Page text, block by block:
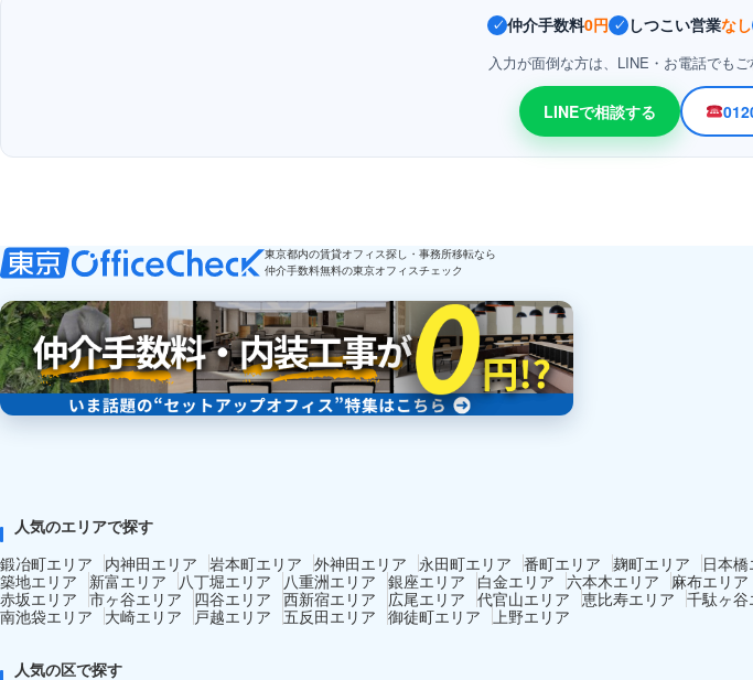
✓ 仲介手数料0円 ✓ しつこい営業なし
入力が面倒な方は、LINE・お電話でもご
LINEで相談する
東京都内の賃貸オフィス探し・事務所移転なら
仲介手数料無料の東京オフィスチェック
人気のエリアで探す
鍛冶町エリア
内神田エリア 岩本町エリア 外神田エリア 永田町エリア 番町エリア 麹町エリア 日本
築地エリア
新富エリア 八丁堀エリア 八重洲エリア 銀座エリア 白金エリア 六本木エリア 麻布エリア
赤坂エリア 市ヶ谷エリア 四谷エリア 西新宿エリア 広尾エリア 代官山エリア 恵比寿エリア 千駄ヶ谷
南池袋エリア
大崎エリア 戸越エリア 五反田エリア 御徒町エリア 上野エリア
人気の区で探す